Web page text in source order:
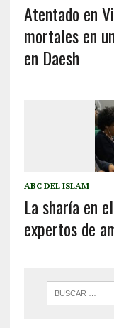
Atentado en
mortales en
en Daesh
ABC DEL ISLAM
La sharía en
expertos de